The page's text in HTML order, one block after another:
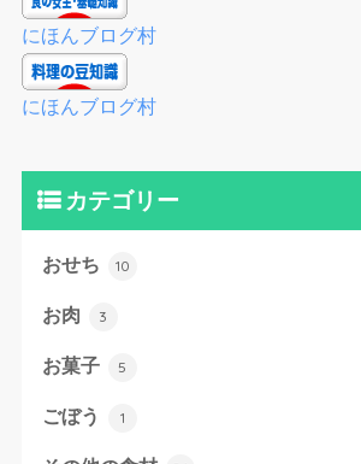
にほんブログ村
にほんブログ村
カテゴリー
おせち 10
お肉 3
お菓子 5
ごぼう 1